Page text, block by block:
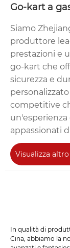
Go-kart a
Siamo
produttore
prestazioni e
go-kart che
sicurezza e
competitive
appassionati
Visualizza altro
In qualità di
Cina, abbiamo la